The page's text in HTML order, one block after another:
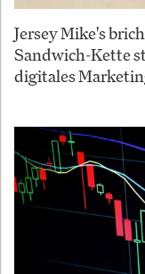
Jersey Mike's
Sandwich-Kette
digitales